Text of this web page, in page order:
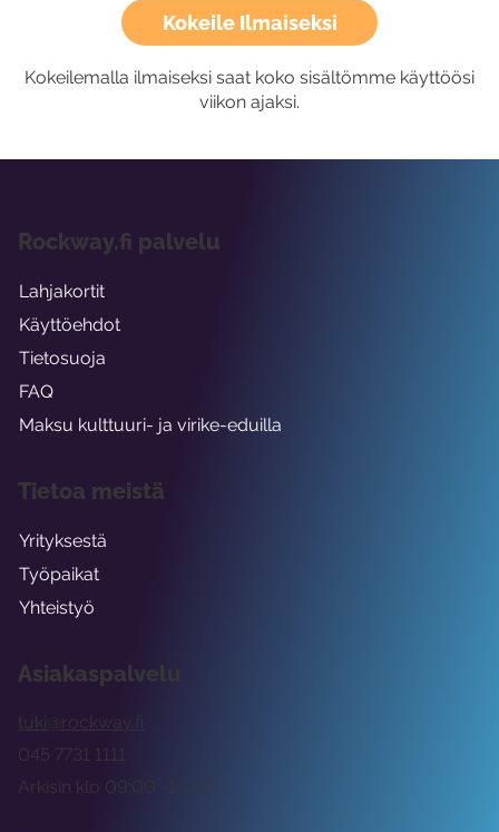
Kokeile Ilmaiseksi
Kokeilemalla ilmaiseksi saat koko sisältömme käyttöösi
viikon ajaksi.
Asiakaspalvelu
tuki@rockway.fi
Arkisin klo 09:00 -15:00
045 7731 1111
Rockway.fi palvelu
Lahjakortit
Käyttöehdot
Tietosuoja
FAQ
Maksu kulttuuri- ja virike-eduilla
Tietoa meistä
Yrityksestä
Työpaikat
Yhteistyö